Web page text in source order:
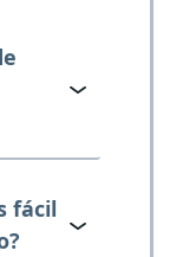
fácil